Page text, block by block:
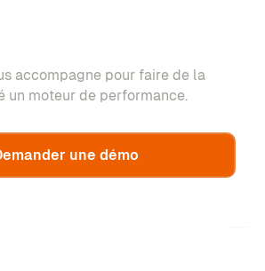
accompagne pour faire de la
un moteur de performance.
une démo